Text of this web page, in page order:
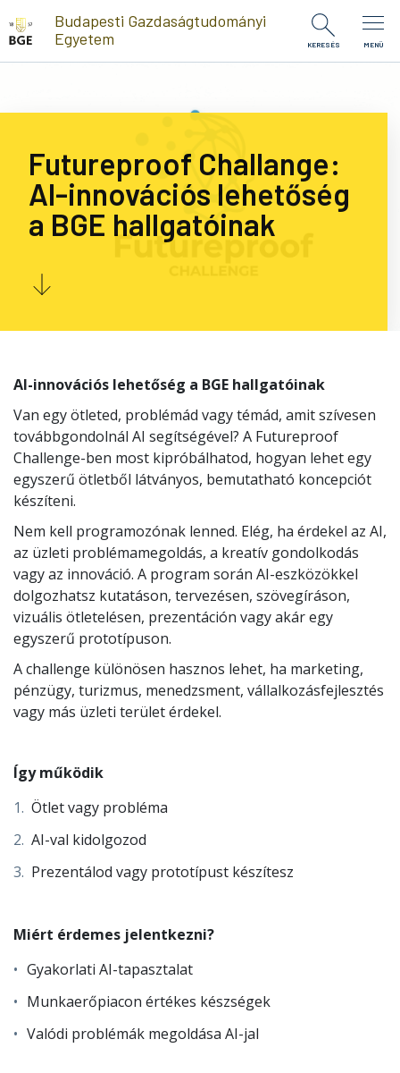
Ugrás a tartalomra
Budapesti Gazdaságtudományi
Egyetem
KERESÉS MENÜ
Futureproof Challange:
AI-innovációs lehetőség
a BGE hallgatóinak
AI-innovációs lehetőség a BGE hallgatóinak
Van egy ötleted, problémád vagy témád, amit szívesen
továbbgondolnál AI segítségével? A Futureproof
Challenge-ben most kipróbálhatod, hogyan lehet egy
egyszerű ötletből látványos, bemutatható koncepciót
készíteni.
Nem kell programozónak lenned. Elég, ha érdekel az AI,
az üzleti problémamegoldás, a kreatív gondolkodás
vagy az innováció. A program során AI-eszközökkel
dolgozhatsz kutatáson, tervezésen, szövegíráson,
vizuális ötletelésen, prezentáción vagy akár egy
egyszerű prototípuson.
A challenge különösen hasznos lehet, ha marketing,
pénzügy, turizmus, menedzsment, vállalkozásfejlesztés
vagy más üzleti terület érdekel.
Így működik
Ötlet vagy probléma
AI-val kidolgozod
Prezentálod vagy prototípust készítesz
Miért érdemes jelentkezni?
Gyakorlati AI-tapasztalat
Munkaerőpiacon értékes készségek
Valódi problémák megoldása AI-jal